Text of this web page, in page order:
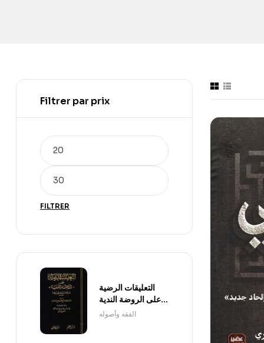
Filtrer par prix
FILTRER
التعليقات الرضية
على الروضة الندية
1/3
الفقه وأصوله